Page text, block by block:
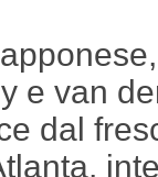
e van
dal